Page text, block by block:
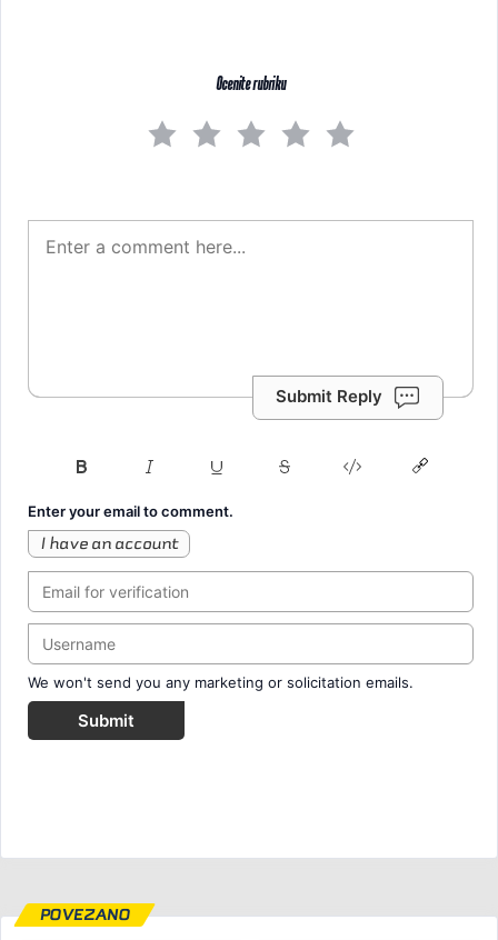
Ocenite rubriku
Submit Reply
Enter your email to comment.
I have an account
We won't send you any marketing or solicitation emails.
Submit
POVEZANO